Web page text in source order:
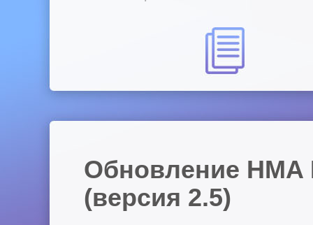
Обновление HMA
(версия 2.5)